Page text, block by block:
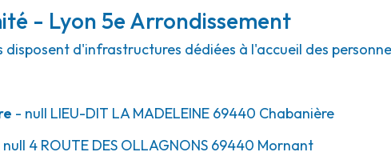
- Lyon 5e Arrondissement
disposent d'infrastructures dédiées à l'accueil des
- null LIEU-DIT LA MADELEINE 69440 Chabanière
4 ROUTE DES OLLAGNONS 69440 Mornant